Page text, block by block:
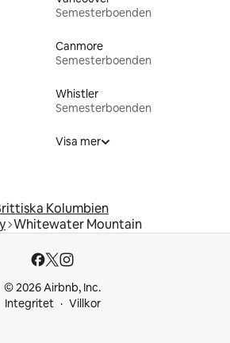
Semesterboenden
Canmore
Semesterboenden
Whistler
Semesterboenden
Visa mer
Kolumbien
Whitewater Mountain
© 2026 Airbnb, Inc.
Integritet
Villkor